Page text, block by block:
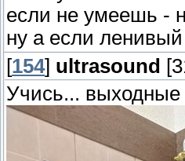
если не умеешь -
ну а если ленивый
[154] ultrasound
Учись... выходные